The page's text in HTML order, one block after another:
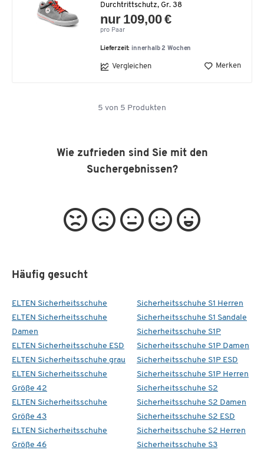
Durchtrittschutz, Gr. 38
nur 109,00 €
pro Paar
Lieferzeit: innerhalb 2 Wochen
Vergleichen Merken
5 von 5 Produkten
Wie zufrieden sind Sie mit den
Suchergebnissen?
Häufig gesucht
ELTEN Sicherheitsschuhe
ELTEN Sicherheitsschuhe
Damen
ELTEN Sicherheitsschuhe ESD
ELTEN Sicherheitsschuhe grau
ELTEN Sicherheitsschuhe
Größe 42
ELTEN Sicherheitsschuhe
Größe 43
ELTEN Sicherheitsschuhe
Größe 46
Sicherheitsschuhe S1 Herren
Sicherheitsschuhe S1 Sandale
Sicherheitsschuhe S1P
Sicherheitsschuhe S1P Damen
Sicherheitsschuhe S1P ESD
Sicherheitsschuhe S1P Herren
Sicherheitsschuhe S2
Sicherheitsschuhe S2 Damen
Sicherheitsschuhe S2 ESD
Sicherheitsschuhe S2 Herren
Sicherheitsschuhe S3